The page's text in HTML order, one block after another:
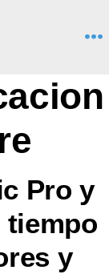
Pro y
tiempo
y